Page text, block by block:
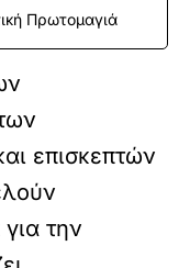
Πρωτομαγιά
επισκεπτών
την